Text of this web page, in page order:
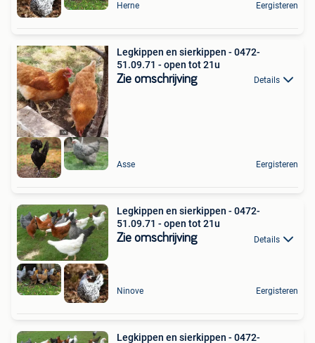
Herne Eergisteren
Legkippen en sierkippen - 0472-
51.09.71 - open tot 21u
Zie omschrijving Details
Asse Eergisteren
Legkippen en sierkippen - 0472-
51.09.71 - open tot 21u
Zie omschrijving Details
Ninove Eergisteren
Legkippen en sierkippen - 0472-